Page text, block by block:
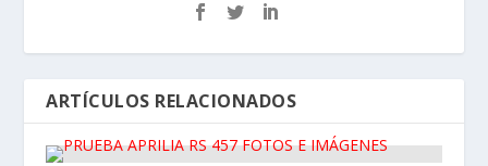
ARTÍCULOS RELACIONADOS